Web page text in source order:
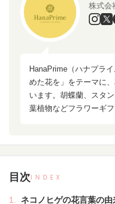
株式会
HanaPrime（ハナプラ
めた花を」をテーマに
います。胡蝶蘭、スタ
葉植物などフラワーギ
目次INDEX
ネコノヒゲの花言葉の由